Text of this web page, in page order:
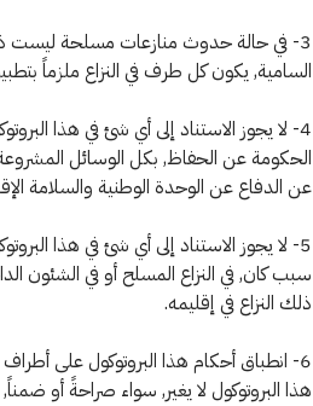
3- في حالة حدوث منازعات مسلحة ليست
السامية, يكون كل طرف في النزاع ملزماً
4- لا يجوز الاستناد إلى أي شئ في هذا
الحكومة عن الحفاظ, بكل الوسائل المشروعة,
عن الدفاع عن الوحدة الوطنية والسلامة
5- لا يجوز الاستناد إلى أي شئ في هذا
سبب كان, في النزاع المسلح أو في الشئون
ذلك النزاع في إقليمه.
6- انطباق أحكام هذا البروتوكول على
هذا البروتوكول لا يغير, سواء صراحةً أو ضمناً,